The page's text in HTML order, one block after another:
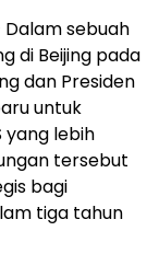
Dalam sebuah
di Beijing pada
dan Presiden
untuk
yang lebih
tersebut
bagi
tiga tahun